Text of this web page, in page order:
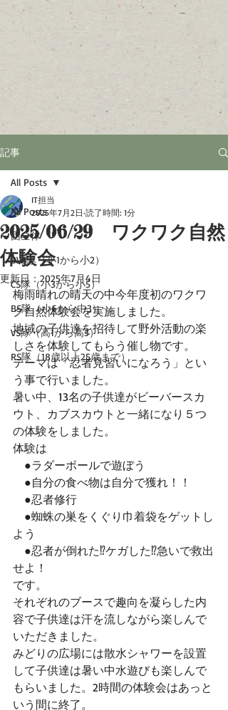
記事
All Posts
団全体
BVS隊（小1から小2）
CS隊（小3から小5）
BS隊（小6から中3）
VS隊（高1から高3）
RS隊（18歳以上25歳まで）
All Posts
2025/06/29 ワクワク自然
体験会
IT担当
2025年7月2日 読了時間: 1分
更新日：2025年7月4日
梅雨晴れの晴天の中今年度初のワクワ
ク自然体験会を実施しました。
地域の子供達を招待して野外活動の楽
しさを体験してもらう催し物です。
テーマは「忍者見習いになろう」とい
う事で行いました。
暑い中、13名の子供達がビーバースカ
ウト、カブスカウトと一緒になり５つ
の体験をしました。
体験は
●ラダーボールで遊ぼう
●自分の食べ物は自分で獲れ！！
●忍者修行
●蜘蛛の巣をくぐり巾着袋をゲットし
よう
●忍者が倒れた⁉ケガした⁉急いで救出
せよ！
です。
それぞれのブースで趣向を凝らした内
容で子供達は汗を流しながら楽しんで
いただきました。
みどりの広場には散水シャワーを設置
して子供達は暑い中水遊びも楽しんで
もらいました。2時間の体験会はあっと
いう間に終了。